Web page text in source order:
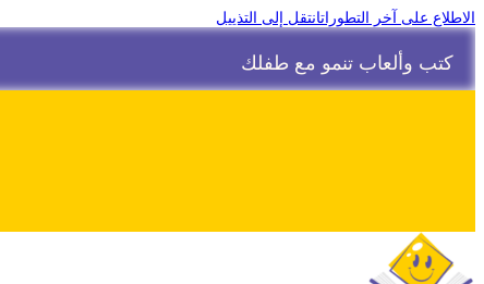
الاطلاع على آخر التطوراتانتقل إلى التذييل
كتب وألعاب تنمو مع طفلك